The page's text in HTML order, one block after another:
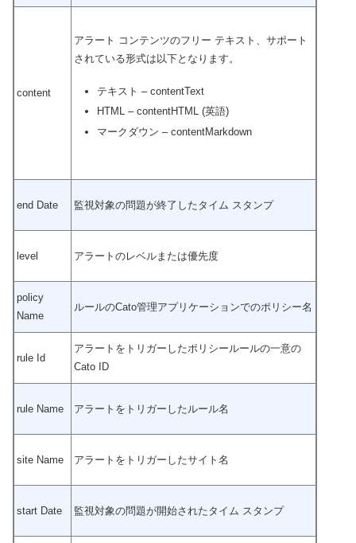
content
アラート コンテンツのフリー テキスト、サポート
されている形式は以下となります。
テキスト – contentText
HTML – contentHTML (英語)
マークダウン – contentMarkdown
end Date 監視対象の問題が終了したタイム スタンプ
level アラートのレベルまたは優先度
policy
Name
ルールのCato管理アプリケーションでのポリシー名
rule Id
アラートをトリガーしたポリシールールの一意の
Cato ID
rule Name アラートをトリガーしたルール名
site Name アラートをトリガーしたサイト名
start Date 監視対象の問題が開始されたタイム スタンプ